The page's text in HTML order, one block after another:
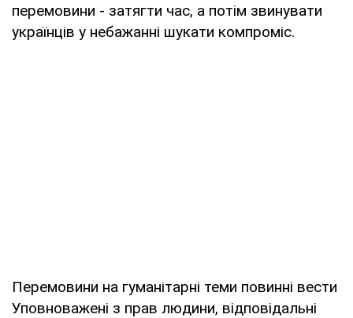
перемовини - затягти час, а потім звинувати
українців у небажанні шукати компроміс.
Перемовини на гуманітарні теми повинні вести
Уповноважені з прав людини, відповідальні